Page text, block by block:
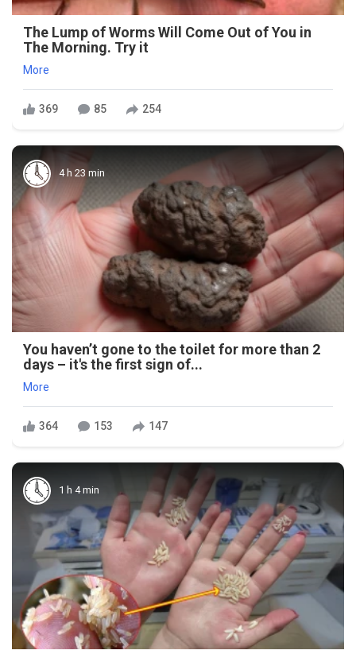
The Lump of Worms Will Come Out of You in
The Morning. Try it
More
369 85 254
4 h 23 min
You haven’t gone to the toilet for more than 2
days – it's the first sign of...
More
364 153 147
1 h 4 min